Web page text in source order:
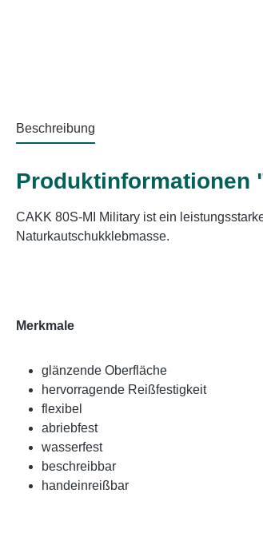
Beschreibung
Produktinformationen
CAKK 80S-MI Military ist ein
Naturkautschukklebmasse.
Merkmale
glänzende Oberfläche
hervorragende Reißfestigkeit
flexibel
abriebfest
wasserfest
beschreibbar
handeinreißbar